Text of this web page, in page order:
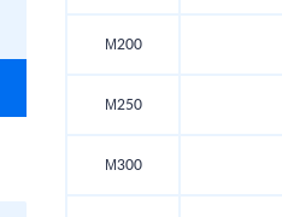
М200
М250
М300